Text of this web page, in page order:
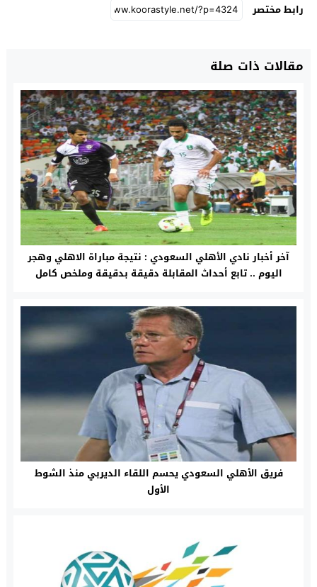
رابط مختصر
مقالات ذات صلة
آخر أخبار نادي الأهلي السعودي : نتيجة مباراة الاهلي وهجر
اليوم .. تابع أحداث المقابلة دقيقة بدقيقة وملخص كامل
فريق الأهلي السعودي يحسم اللقاء الديربي منذ الشوط
الأول